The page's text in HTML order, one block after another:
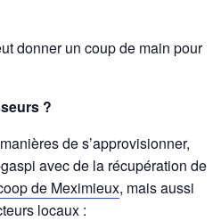
donner un coup de main pour
?
de s’approvisionner,
avec de la récupération de
de Meximieux, mais aussi
locaux :